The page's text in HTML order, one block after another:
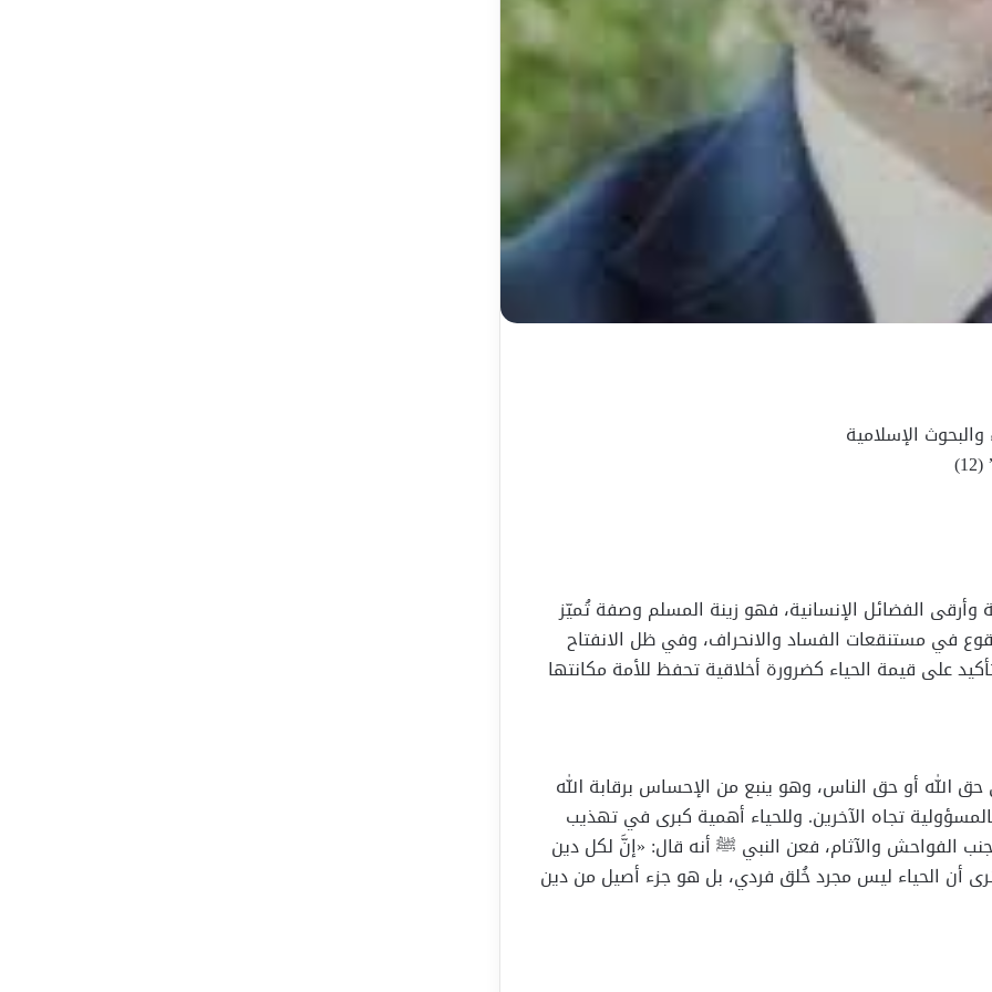
الإسلامية
وأرقى الفضائل الإنسانية، فهو زينة المسلم وصفة تُميّز
في مستنقعات الفساد والانحراف، وفي ظل الانفتاح
على قيمة الحياء كضرورة أخلاقية تحفظ للأمة مكانتها
الله أو حق الناس، وهو ينبع من الإحساس برقابة الله
(العلق: 14)، ويُعمِّق الشعور بالمسؤولية تجاه الآخرين. وللحياء أهمية كبرى في تهذيب
الفواحش والآثام، فعن النبي ﷺ أنه قال: «إنَّ لكل دين
نرى أن الحياء ليس مجرد خُلق فردي، بل هو جزء أصيل من دين